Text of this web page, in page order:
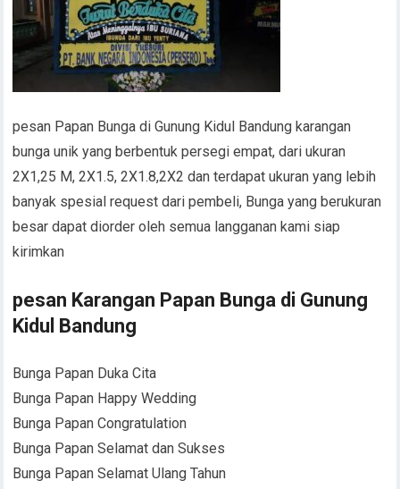
pesan Papan Bunga di Gunung Kidul Bandung karangan
bunga unik yang berbentuk persegi empat, dari ukuran
2X1,25 M, 2X1.5, 2X1.8,2X2 dan terdapat ukuran yang lebih
banyak spesial request dari pembeli, Bunga yang berukuran
besar dapat diorder oleh semua langganan kami siap
kirimkan
pesan Karangan Papan Bunga di Gunung
Kidul Bandung
Bunga Papan Duka Cita
Bunga Papan Happy Wedding
Bunga Papan Congratulation
Bunga Papan Selamat dan Sukses
Bunga Papan Selamat Ulang Tahun